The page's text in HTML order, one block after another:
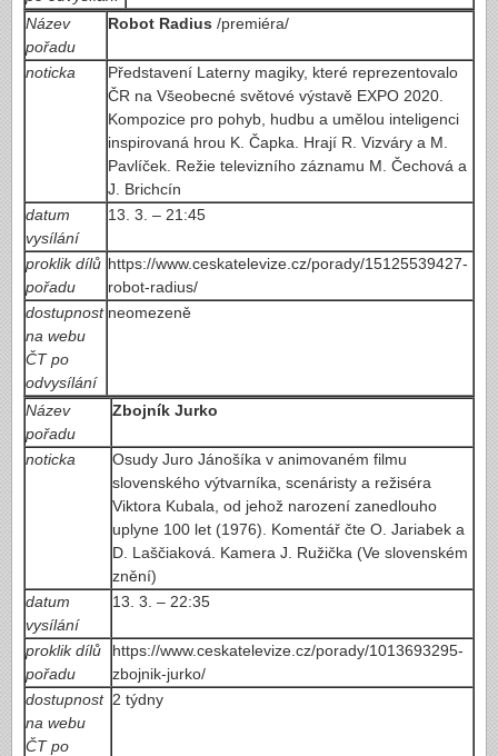
Název
pořadu
Robot Radius /premiéra/
noticka
Představení Laterny magiky, které reprezentovalo
ČR na Všeobecné světové výstavě EXPO 2020.
Kompozice pro pohyb, hudbu a umělou inteligenci
inspirovaná hrou K. Čapka. Hrají R. Vizváry a M.
Pavlíček. Režie televizního záznamu M. Čechová a
J. Brichcín
datum
vysílání
13. 3. – 21:45
proklik dílů
pořadu
https://www.ceskatelevize.cz/porady/15125539427-
robot-radius/
dostupnost
na webu
ČT po
odvysílání
neomezeně
Název
pořadu
Zbojník Jurko
noticka
Osudy Juro Jánošíka v animovaném filmu
slovenského výtvarníka, scenáristy a režiséra
Viktora Kubala, od jehož narození zanedlouho
uplyne 100 let (1976). Komentář čte O. Jariabek a
D. Laščiaková. Kamera J. Ružička (Ve slovenském
znění)
datum
vysílání
13. 3. – 22:35
proklik dílů
pořadu
https://www.ceskatelevize.cz/porady/1013693295-
zbojnik-jurko/
dostupnost
na webu
ČT po
2 týdny